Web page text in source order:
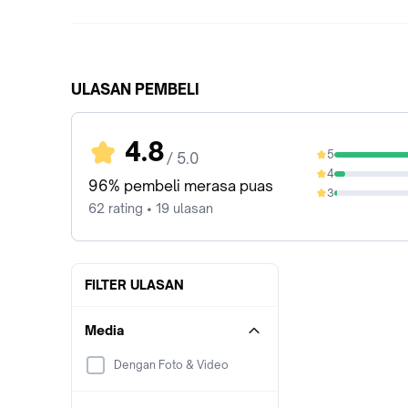
ULASAN PEMBELI
4.8 / 5.0
96% pembeli merasa puas
62 rating • 19 ulasan
5
90.32%
4
6.45%
3
1.61%
FILTER ULASAN
Media
Dengan Foto & Video